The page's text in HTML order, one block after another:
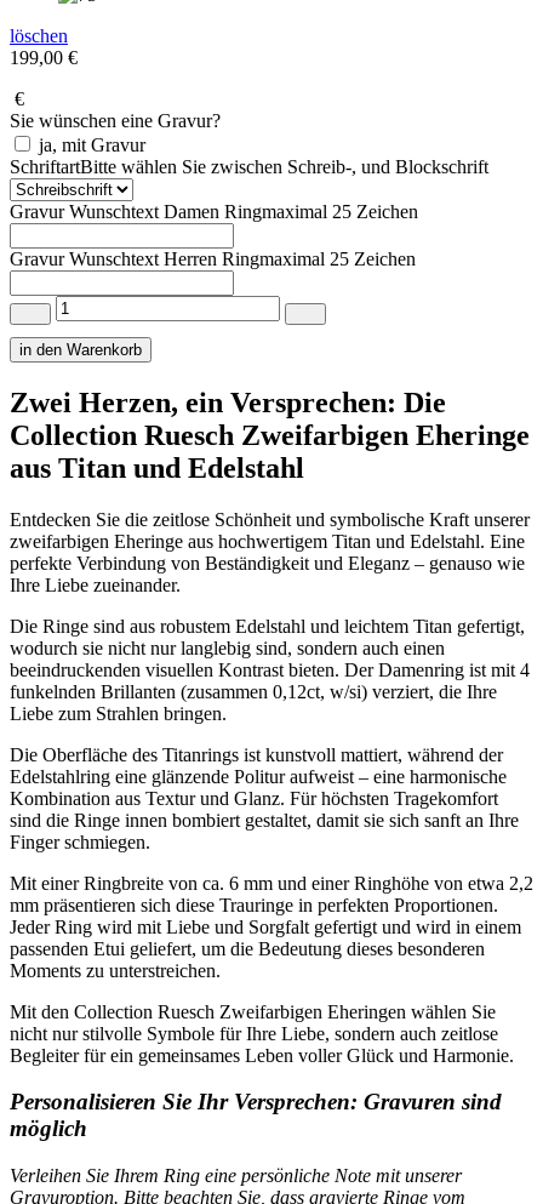
löschen
199,00 €
€
Sie wünschen eine Gravur?
ja, mit Gravur
SchriftartBitte wählen Sie zwischen Schreib-, und Blockschrift
Gravur Wunschtext Damen Ringmaximal 25 Zeichen
Gravur Wunschtext Herren Ringmaximal 25 Zeichen
Zweifarbige
Eheringe
Titan
von
Ruesch
in
6
MM
in den Warenkorb
Zwei Herzen, ein Versprechen: Die
Collection Ruesch Zweifarbigen Eheringe
aus Titan und Edelstahl
Entdecken Sie die zeitlose Schönheit und symbolische Kraft unserer
zweifarbigen Eheringe aus hochwertigem Titan und Edelstahl. Eine
perfekte Verbindung von Beständigkeit und Eleganz – genauso wie
Ihre Liebe zueinander.
Die Ringe sind aus robustem Edelstahl und leichtem Titan gefertigt,
wodurch sie nicht nur langlebig sind, sondern auch einen
beeindruckenden visuellen Kontrast bieten. Der Damenring ist mit 4
funkelnden Brillanten (zusammen 0,12ct, w/si) verziert, die Ihre
Liebe zum Strahlen bringen.
Die Oberfläche des Titanrings ist kunstvoll mattiert, während der
Edelstahlring eine glänzende Politur aufweist – eine harmonische
Kombination aus Textur und Glanz. Für höchsten Tragekomfort
sind die Ringe innen bombiert gestaltet, damit sie sich sanft an Ihre
Finger schmiegen.
Mit einer Ringbreite von ca. 6 mm und einer Ringhöhe von etwa 2,2
mm präsentieren sich diese Trauringe in perfekten Proportionen.
Jeder Ring wird mit Liebe und Sorgfalt gefertigt und wird in einem
passenden Etui geliefert, um die Bedeutung dieses besonderen
Moments zu unterstreichen.
Mit den Collection Ruesch Zweifarbigen Eheringen wählen Sie
nicht nur stilvolle Symbole für Ihre Liebe, sondern auch zeitlose
Begleiter für ein gemeinsames Leben voller Glück und Harmonie.
Personalisieren Sie Ihr Versprechen: Gravuren sind
möglich
Verleihen Sie Ihrem Ring eine persönliche Note mit unserer
Gravuroption. Bitte beachten Sie, dass gravierte Ringe vom